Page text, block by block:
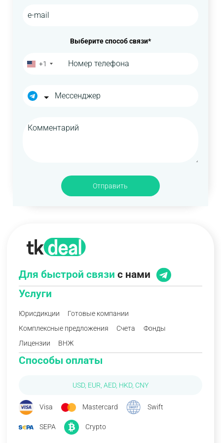
Выберите способ связи*
+1
Отправить
Услуги
Юрисдикции
Готовые компании
Комплексные предложения
Счета
Фонды
Лицензии
ВНЖ
Способы оплаты
USD, EUR, AED, HKD, CNY
Visa Mastercard Swift
SEPA Crypto
Для быстрой связи с нами